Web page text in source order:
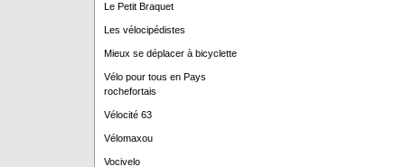
Le Petit Braquet
Les vélocipédistes
Mieux se déplacer à bicyclette
Vélo pour tous en Pays
rochefortais
Vélocité 63
Vélomaxou
Vocivelo